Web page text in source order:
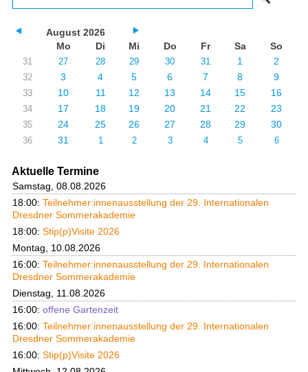
August 2026
Mo
Di Mi Do Fr Sa So
31 27 28 29 30 31 1 2
32 3 4 5 6 7 8 9
33 10 11 12 13 14 15 16
34 17 18 19 20 21 22 23
35 24 25 26 27 28 29 30
36 31 1 2 3 4 5 6
Aktuelle Termine
Samstag, 08.08.2026
18:00: Teilnehmer:innenausstellung der 29. Internationalen
Dresdner Sommerakademie
18:00: Stip(p)Visite 2026
Montag, 10.08.2026
16:00: Teilnehmer:innenausstellung der 29. Internationalen
Dresdner Sommerakademie
Dienstag, 11.08.2026
16:00: offene Gartenzeit
16:00: Teilnehmer:innenausstellung der 29. Internationalen
Dresdner Sommerakademie
16:00: Stip(p)Visite 2026